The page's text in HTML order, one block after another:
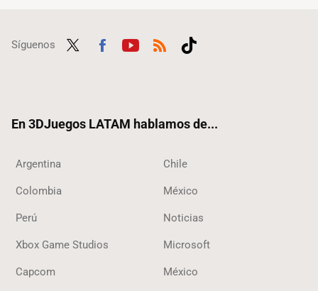
Síguenos
En 3DJuegos LATAM hablamos de...
Argentina Chile
Colombia México
Perú Noticias
Xbox Game Studios Microsoft
Capcom México